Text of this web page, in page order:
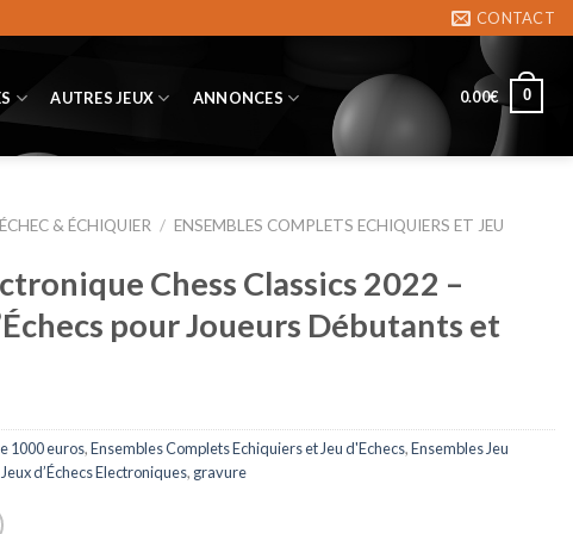
CONTACT
AUTRES JEUX ANNONCES 0.00€ 0
& ÉCHIQUIER / ENSEMBLES COMPLETS ECHIQUIERS ET JEU
Chess Classics 2022 –
pour Joueurs Débutants et
1000 euros,Ensembles Complets Echiquiers et Jeu d'Echecs,Ensembles Jeu
d’Échecs Electroniques, gravure